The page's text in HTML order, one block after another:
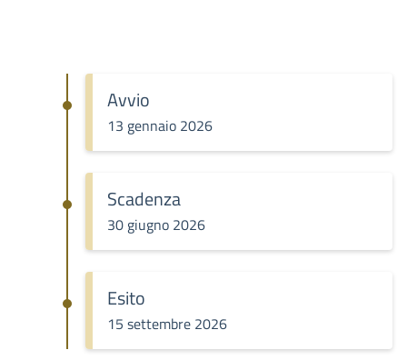
Avvio
13 gennaio 2026
Scadenza
30 giugno 2026
Esito
15 settembre 2026